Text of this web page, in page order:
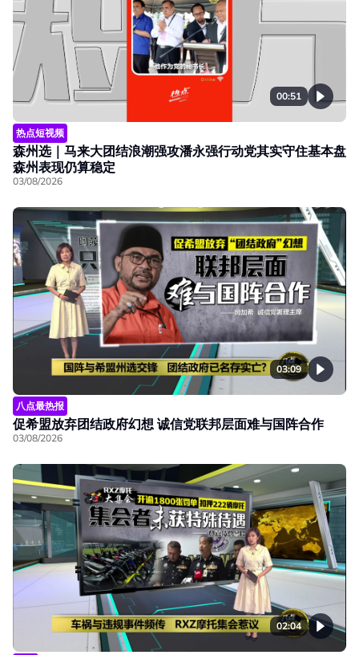
00:51
热点短视频
森州选｜马来大团结浪潮强攻潘永强行动党其实守住基本盘
森州表现仍算稳定
03/08/2026
03:09
八点最热报
促希盟放弃团结政府幻想 诚信党联邦层面难与国阵合作
03/08/2026
02:04